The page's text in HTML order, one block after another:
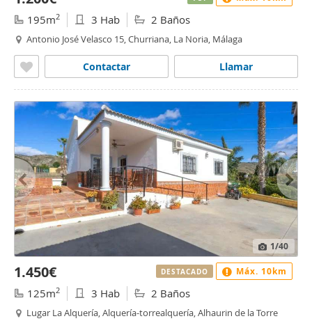
195m2 3 Hab 2 Baños
Antonio José Velasco 15, Churriana, La Noria, Málaga
Llamar
Contactar
1/40
1.450€
125m2 3 Hab 2 Baños
Lugar La Alquería, Alquería-torrealquería, Alhaurin de la Torre
DESTACADO Máx. 10km